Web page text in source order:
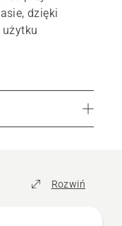
dzięki
Rozwiń